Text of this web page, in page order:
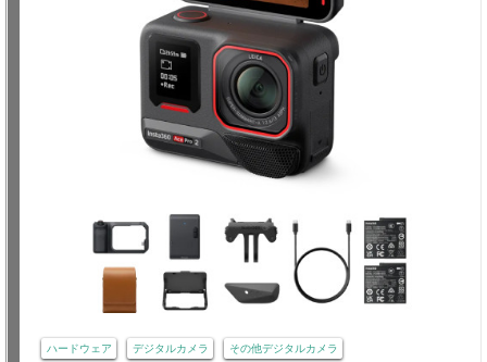
ハードウェア デジタルカメラ その他デジタルカメラ